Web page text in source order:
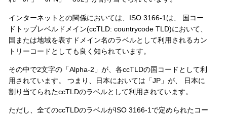
インターネットとの関係においては、ISO 3166-1は、 国コー
ドトップレベルドメイン(ccTLD: countrycode TLD)において、
国または地域を表すドメイン名のラベルとして利用されるカン
トリーコードとしても良く知られています。
その中で2文字の「Alpha-2」が、各ccTLDの国コードとして利
用されています。 つまり、日本においては「JP」が、 日本に
割り当てられたccTLDのラベルとして利用されています。
ただし、全てのccTLDのラベルがISO 3166-1で定められたコー